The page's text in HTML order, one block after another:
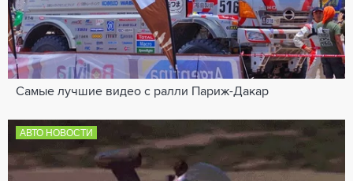
Самые лучшие видео с ралли Париж-Дакар
АВТО НОВОСТИ